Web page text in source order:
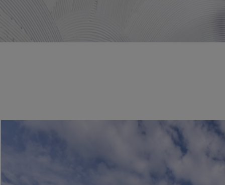
Hilfreiche Informationen zur Anwendung der Brillux